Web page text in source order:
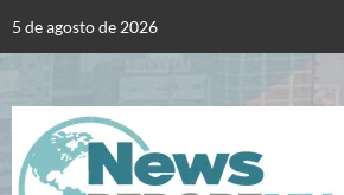
5 de agosto de 2026